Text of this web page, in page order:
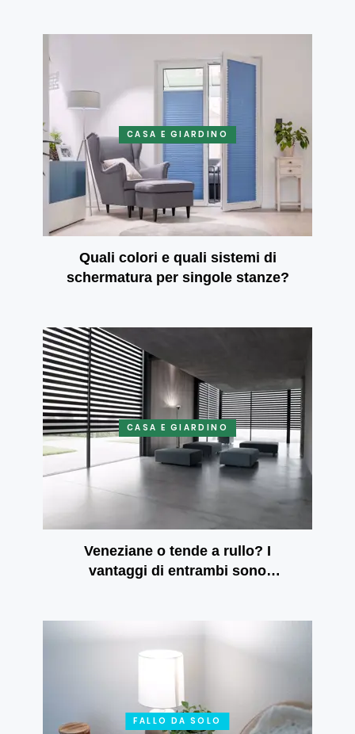
CASA E GIARDINO
Quali colori e quali sistemi di
schermatura per singole stanze?
CASA E GIARDINO
Veneziane o tende a rullo? I
vantaggi di entrambi sono
FALLO DA SOLO